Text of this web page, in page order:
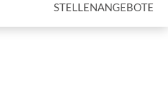
STELLENANGEBOTE